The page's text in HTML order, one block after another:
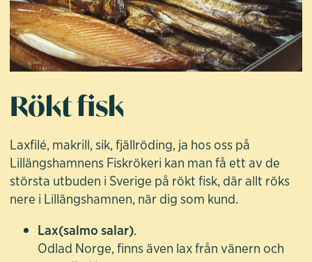
Rökt fisk
Laxfilé, makrill, sik, fjällröding, ja hos oss på
Lillängshamnens Fiskrökeri kan man få ett av de
största utbuden i Sverige på rökt fisk, där allt röks
nere i Lillängshamnen, när dig som kund.
Lax(salmo salar).
Odlad Norge, finns även lax från vänern och